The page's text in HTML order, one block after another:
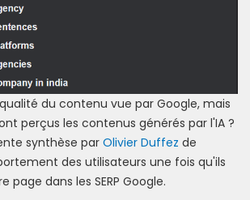
du contenu vue par Google, mais
perçus les contenus générés par l'IA ?
synthèse par Olivier Duffez de
des utilisateurs une fois qu'ils
page dans les SERP Google.